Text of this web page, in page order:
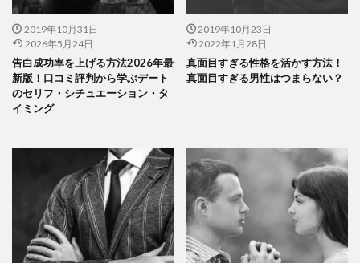
2019年10月31日
2026年5月24日
告白成功率を上げる方法2026年最
新版！口コミ評判から学ぶデート
のセリフ・シチュエーション・タ
イミング
2019年10月23日
2022年1月28日
真面目すぎる性格を活かす方法！
真面目すぎる男性はつまらない？